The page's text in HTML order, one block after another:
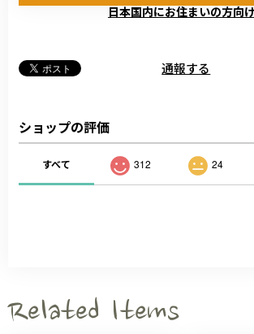
日本国内にお住まいの方向け
通報する
ショップの評価
すべて 312 24
Related Items